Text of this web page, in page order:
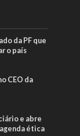
da PF que
o país
CEO da
e abre
ética